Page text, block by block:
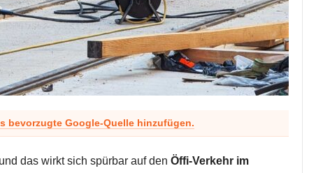
bevorzugte Google-Quelle hinzufügen.
das wirkt sich spürbar auf den Öffi-Verkehr im